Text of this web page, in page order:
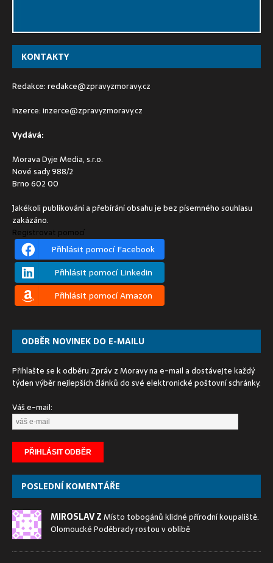
KONTAKTY
Redakce:redakce@zpravyzmoravy.cz
Inzerce:inzerce@zpravyzmoravy.cz
Vydává:
Morava Dyje Media, s.r.o.
Nové sady 988/2
Brno 602 00
Jakékoli publikování a přebírání obsahu je bez písemného souhlasu
zakázáno.
Registrovat pomocí
Přihlásit pomocí Facebook
Přihlásit pomocí Linkedin
Přihlásit pomocí Amazon
ODBĚR NOVINEK DO E-MAILU
Přihlašte se k odběru Zpráv z Moravy na e-mail a dostávejte každý
týden výběr nejlepších článků do své elektronické poštovní schránky.
Váš e-mail:
POSLEDNÍ KOMENTÁŘE
MIROSLAV ZMísto tobogánů klidné přírodní koupaliště.
Olomoucké Poděbrady rostou v oblibě